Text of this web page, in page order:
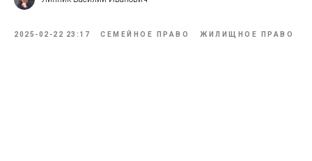
2025-02-22 23:17 СЕМЕЙНОЕ ПРАВО ЖИЛИЩНОЕ ПРАВО